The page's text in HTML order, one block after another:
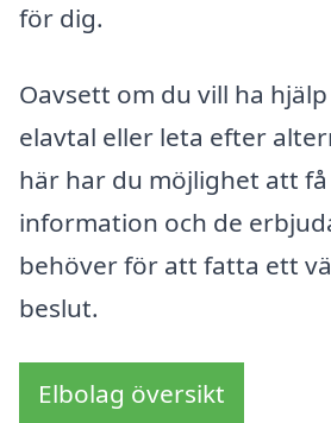
för dig.
Oavsett om du vill ha
elavtal eller leta efter
här har du möjlighet att
information och de
behöver för att fatta ett
beslut.
Elbolag översikt